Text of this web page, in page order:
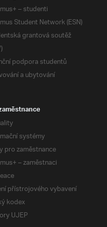
– studenti
Student Network (ESN)
grantová soutěž
podpora studentů
a ubytování
systémy
pro zaměstnance
– zaměstnaci
přístrojového vybavení
kodex
UJEP